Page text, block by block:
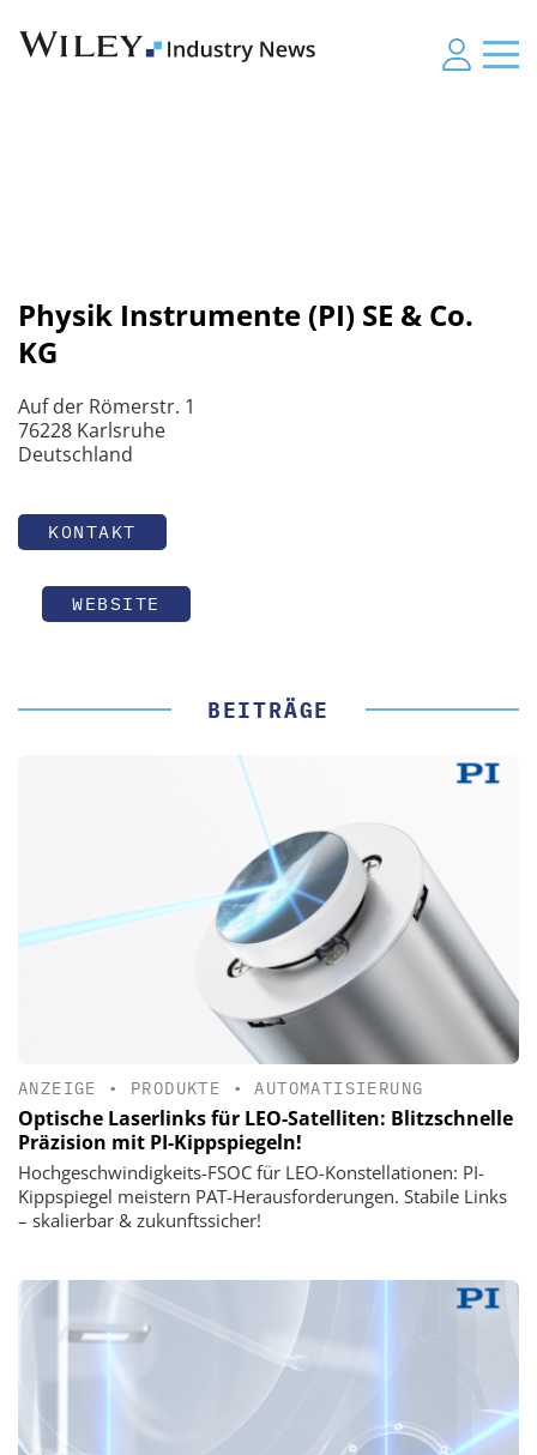
Physik Instrumente (PI) SE & Co.
KG
Auf der Römerstr. 1
76228 Karlsruhe
Deutschland
KONTAKT
WEBSITE
BEITRÄGE
ANZEIGE • PRODUKTE •AUTOMATISIERUNG
Optische Laserlinks für LEO-Satelliten: Blitzschnelle
Präzision mit PI-Kippspiegeln!
Hochgeschwindigkeits-FSOC für LEO-Konstellationen: PI-
Kippspiegel meistern PAT-Herausforderungen. Stabile Links
– skalierbar & zukunftssicher!